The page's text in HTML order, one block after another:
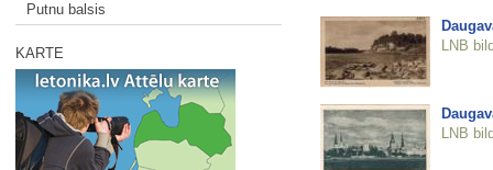
Putnu balsis
KARTE
LNB
LNB